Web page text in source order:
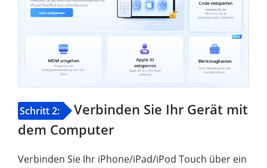
Schritt 2:
Verbinden Sie Ihr Gerät mit
dem Computer
Verbinden Sie Ihr iPhone/iPad/iPod Touch über ein